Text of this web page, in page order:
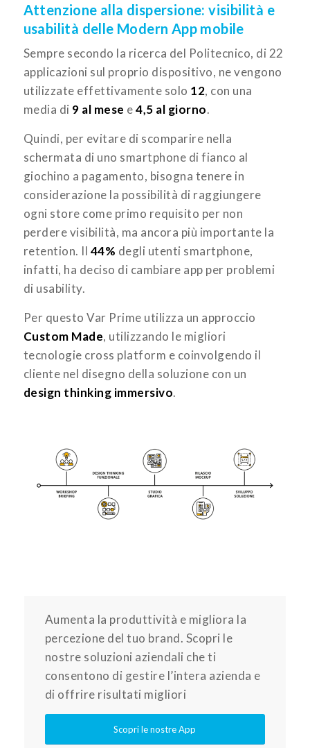
Attenzione alla dispersione: visibilità e
usabilità delle Modern App mobile
Sempre secondo la ricerca del Politecnico, di 22
applicazioni sul proprio dispositivo, ne vengono
utilizzate effettivamente solo 12, con una
media di 9 al mese e4,5 al giorno.
Quindi, per evitare di scomparire nella
schermata di uno smartphone di fianco al
giochino a pagamento, bisogna tenere in
considerazione la possibilità di raggiungere
ogni store come primo requisito per non
perdere visibilità, ma ancora più importante la
retention. Il 44% degli utenti smartphone,
infatti, ha deciso di cambiare app per problemi
di usability.
Per questo Var Prime utilizza un approccio
Custom Made, utilizzando le migliori
tecnologie cross platform e coinvolgendo il
cliente nel disegno della soluzione con un
design thinking immersivo.
Aumenta la produttività e migliora la
percezione del tuo brand. Scopri le
nostre soluzioni aziendali che ti
consentono di gestire l’intera azienda e
di offrire risultati migliori
Scopri le nostre App